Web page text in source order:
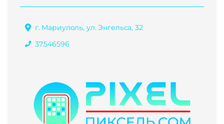
г. Мариуполь, ул. Энгельса, 32
37.546596